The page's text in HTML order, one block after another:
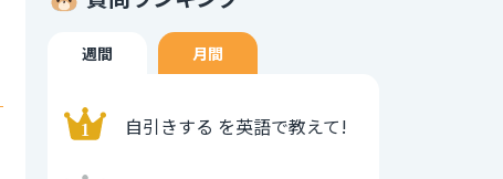
週間 月間
自引きする を英語で教えて!